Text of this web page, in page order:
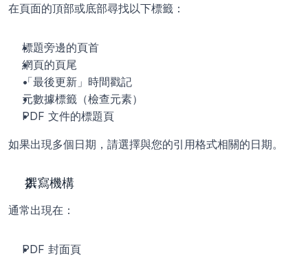
在頁面的頂部或底部尋找以下標籤：
標題旁邊的頁首
網頁的頁尾
「最後更新」時間戳記
元數據標籤（檢查元素）
PDF 文件的標題頁
如果出現多個日期，請選擇與您的引用格式相關的日期。
撰寫機構
通常出現在：
PDF 封面頁